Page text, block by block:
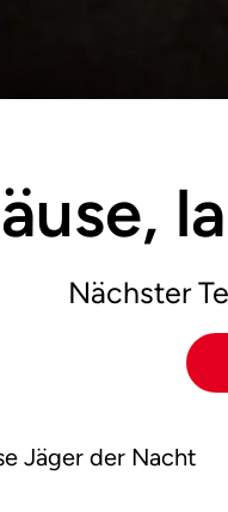
Nächster
Jäger der Nacht